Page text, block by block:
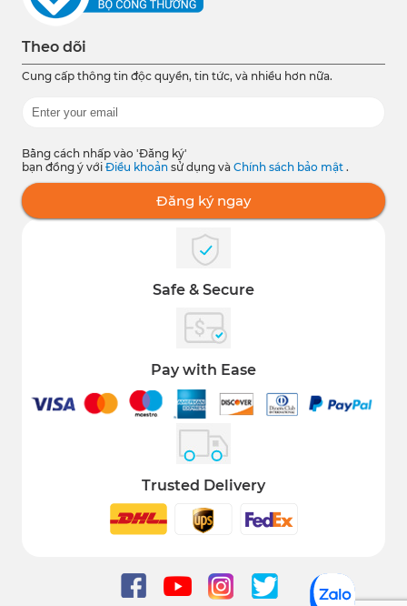
Theo dõi
Cung cấp thông tin độc quyền, tin tức, và nhiều hơn nữa.
Bằng cách nhấp vào 'Đăng ký'
bạn đồng ý với Điều khoản sử dụng và Chính sách bảo mật .
Đăng ký ngay
Safe & Secure
Pay with Ease
Trusted Delivery